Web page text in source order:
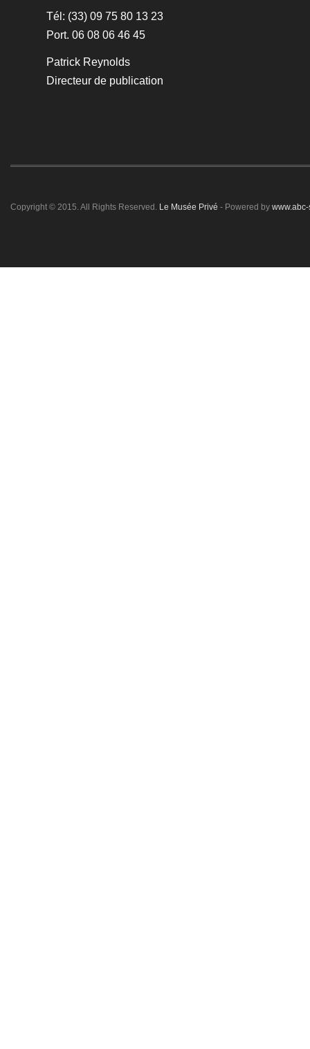
Tél: (33) 09 75 80 13 23
Port. 06 08 06 46 45
Patrick Reynolds
Directeur de publication
Copyright © 2015. All Rights Reserved. Le Musée Privé - Powered by